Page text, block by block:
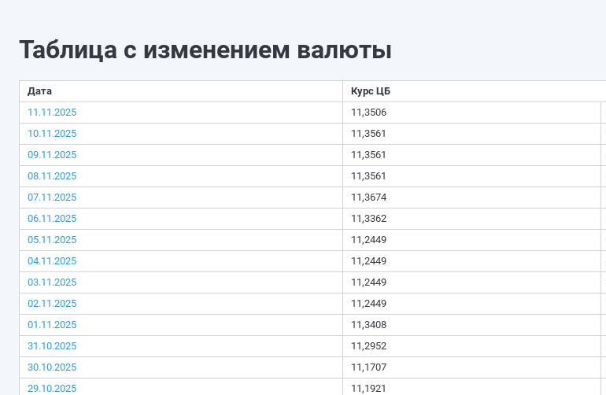
Таблица с изменением валюты
Дата
Курс ЦБ
11.11.2025
11,3506
10.11.2025
11,3561
09.11.2025
11,3561
08.11.2025
11,3561
07.11.2025
11,3674
06.11.2025
11,3362
05.11.2025
11,2449
04.11.2025
11,2449
03.11.2025
11,2449
02.11.2025
11,2449
01.11.2025
11,3408
31.10.2025
11,2952
30.10.2025
11,1707
29.10.2025
11,1921